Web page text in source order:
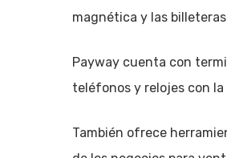
magnética y las
Payway cuenta con
teléfonos y relojes con la
También ofrece